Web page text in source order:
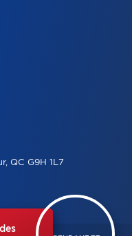
QC G9H 1L7